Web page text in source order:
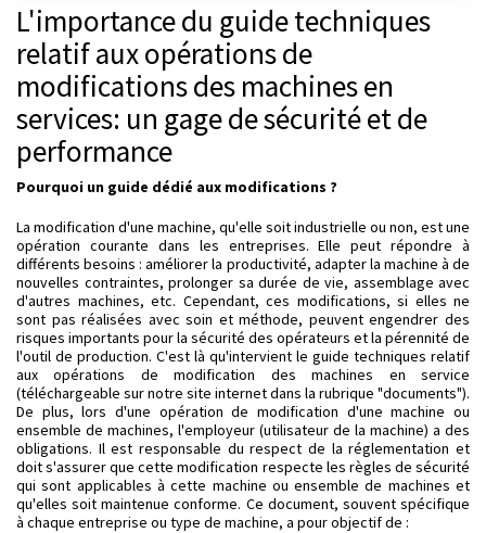
L'importance du guide techniques
relatif aux opérations de
modifications des machines en
services: un gage de sécurité et de
performance
Pourquoi un guide dédié aux modifications ?
La modification d'une machine, qu'elle soit industrielle ou non, est une
opération courante dans les entreprises. Elle peut répondre à
différents besoins : améliorer la productivité, adapter la machine à de
nouvelles contraintes, prolonger sa durée de vie, assemblage avec
d'autres machines, etc. Cependant, ces modifications, si elles ne
sont pas réalisées avec soin et méthode, peuvent engendrer des
risques importants pour la sécurité des opérateurs et la pérennité de
l'outil de production. C'est là qu'intervient le guide techniques relatif
aux opérations de modification des machines en service
(téléchargeable sur notre site internet dans la rubrique "documents").
De plus, lors d'une opération de modification d'une machine ou
ensemble de machines, l'employeur (utilisateur de la machine) a des
obligations. Il est responsable du respect de la réglementation et
doit s'assurer que cette modification respecte les règles de sécurité
qui sont applicables à cette machine ou ensemble de machines et
qu'elles soit maintenue conforme. Ce document, souvent spécifique
à chaque entreprise ou type de machine, a pour objectif de :